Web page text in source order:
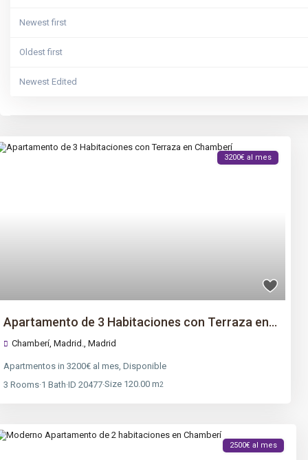
Newest first
Oldest first
Newest Edited
Bedrooms High to Low
3200€ al mes
Apartamento de 3 Habitaciones con Terraza en...
Chamberí, Madrid.,Madrid
Apartmentos in3200€ al mes,Disponible
3 Rooms·1 Bath·ID20477·Size 120.00 m2
2500€ al mes